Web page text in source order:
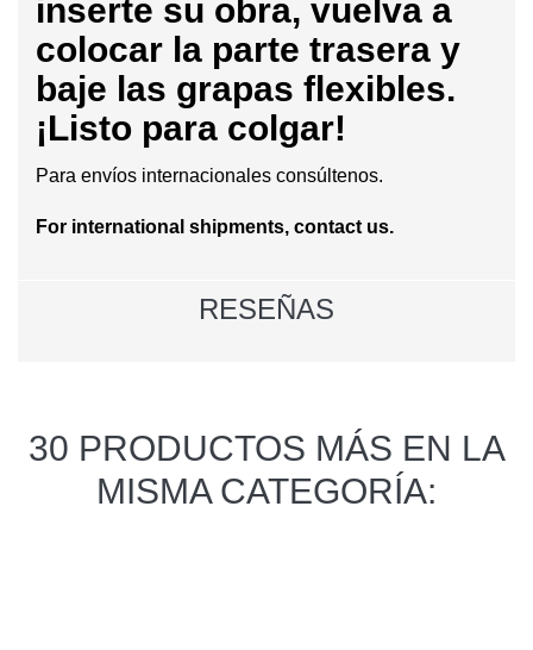
inserte su obra, vuelva a
colocar la parte trasera y
baje las grapas flexibles.
¡Listo para colgar!
Para envíos internacionales consúltenos.
For international shipments, contact us.
RESEÑAS
30 PRODUCTOS MÁS EN LA
MISMA CATEGORÍA: